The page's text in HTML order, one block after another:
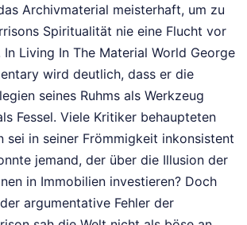
Archivmaterial meisterhaft, um zu
Spiritualität nie eine Flucht vor
Living In The Material World George
wird deutlich, dass er die
seines Ruhms als Werkzeug
Fessel. Viele Kritiker behaupteten
sei in seiner Frömmigkeit inkonsistent
jemand, der über die Illusion der
in Immobilien investieren? Doch
argumentative Fehler der